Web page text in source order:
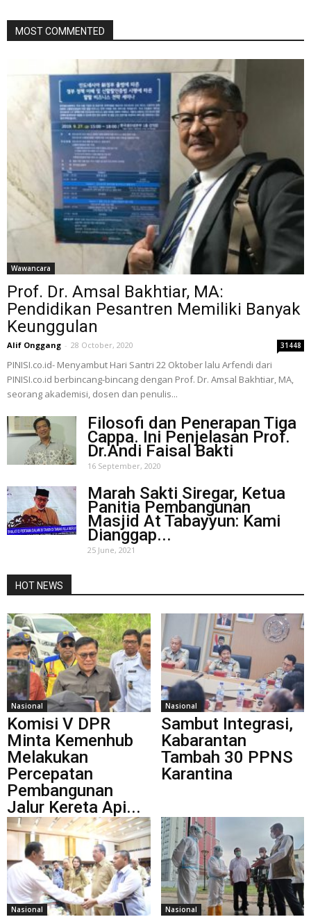
MOST COMMENTED
Wawancara
Prof. Dr. Amsal Bakhtiar, MA:
Pendidikan Pesantren Memiliki Banyak
Keunggulan
Alif Onggang - 28 October, 2020 31448
PINISI.co.id- Menyambut Hari Santri 22 Oktober lalu Arfendi dari
PINISI.co.id berbincang-bincang dengan Prof. Dr. Amsal Bakhtiar, MA,
seorang akademisi, dosen dan penulis...
Filosofi dan Penerapan Tiga
Cappa. Ini Penjelasan Prof.
Dr.Andi Faisal Bakti
16 September, 2020
Marah Sakti Siregar, Ketua
Panitia Pembangunan
Masjid At Tabayyun: Kami
Dianggap...
25 June, 2021
HOT NEWS
Nasional
Komisi V DPR
Minta Kemenhub
Melakukan
Percepatan
Pembangunan
Jalur Kereta Api...
Nasional
Sambut Integrasi,
Kabarantan
Tambah 30 PPNS
Karantina
Nasional Nasional